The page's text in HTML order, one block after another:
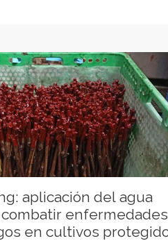
aplicación del agua
enfermedades
en cultivos